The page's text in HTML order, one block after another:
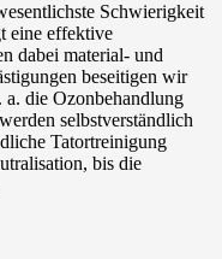
Schwierigkeit
eine effektive
dabei material- und
beseitigen wir
die Ozonbehandlung
selbstverständlich
Tatortreinigung
bis die